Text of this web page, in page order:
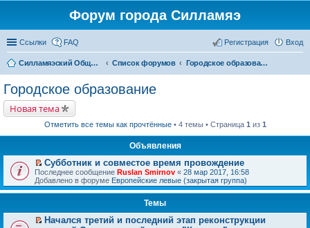
Форум города Силламяэ
Ссылки FAQ Вход
Регистрация
Силламяэский Общественный Новостной портал Список форумов Городское образование
Городское образование
Новая тема
Отметить все темы как прочтённые• 4 темы • Страница 1 из 1
Объявления
П
е
р
е
т
и
Субботник и совместое время провождение
Последнее сообщение Ruslan Smirnov « 28 мар 2017, 16:58
Добавлено в форуме Европейские левые (закрытая группа)
Темы
Начался третий и последний этап реконструкции